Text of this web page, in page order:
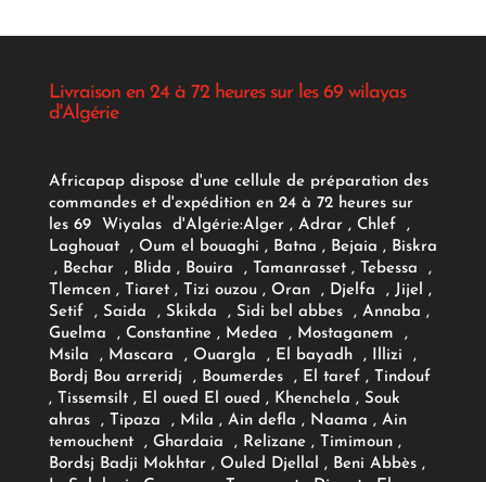
Livraison en 24 à 72 heures sur les 69 wilayas
d'Algérie
Africapap dispose d'une cellule de préparation des
commandes et d'expédition en 24 à 72 heures sur
les 69 Wiyalas d'Algérie:Alger , Adrar, Chlef ,
Laghouat , Oum el bouaghi , Batna , Bejaia , Biskra
, Bechar , Blida , Bouira , Tamanrasset , Tebessa ,
Tlemcen , Tiaret , Tizi ouzou , Oran , Djelfa , Jijel ,
Setif , Saida , Skikda , Sidi bel abbes , Annaba ,
Guelma , Constantine , Medea , Mostaganem ,
Msila , Mascara , Ouargla , El bayadh , Illizi ,
Bordj Bou arreridj , Boumerdes , El taref , Tindouf
, Tissemsilt , El oued El oued , Khenchela , Souk
ahras , Tipaza , Mila , Ain defla , Naama , Ain
temouchent , Ghardaia , Relizane , Timimoun ,
Bordsj Badji Mokhtar , Ouled Djellal , Beni Abbès ,